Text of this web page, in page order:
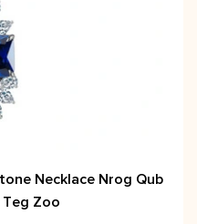
Necklace Nrog Qub
Teg Zoo